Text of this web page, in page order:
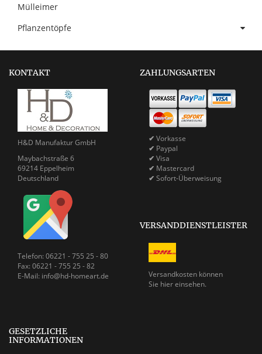
Mülleimer
Pflanzentöpfe
KONTAKT
H&D Manufaktur GmbH
Maybachstraße 6
69214 Eppelheim
Deutschland
Telefon: 06221 - 755 25 - 80
Fax: 06221 - 755 25 - 82
E-Mail: info@hd-homeart.de
ZAHLUNGSARTEN
✔ Vorkasse
✔ Paypal
✔ Visa
✔ Mastercard
✔ Sofort-Überweisung
VERSANDDIENSTLEISTER
Versandkosten können
Sie hier einsehen.
GESETZLICHE
INFORMATIONEN